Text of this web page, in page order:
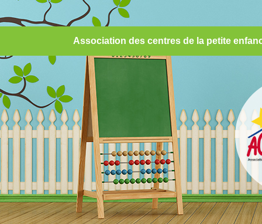
Association des centres de la petite